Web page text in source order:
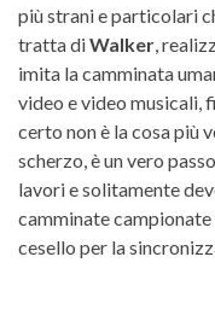
più strani e particolari
tratta diWalker,
imita la camminata
video e video musicali,
certo non è la cosa più
scherzo, è un vero
lavori e solitamente
camminate
cesello per la